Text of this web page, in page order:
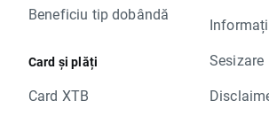
Beneficiu tip dobândă
Card și plăți
Card XTB
Sesizare